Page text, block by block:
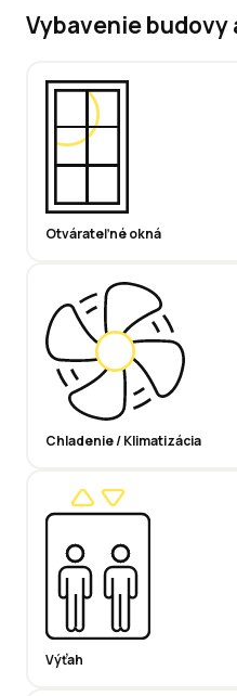
Vybavenie budovy
Otvárateľné okná
Chladenie / Klimatizácia
Výťah